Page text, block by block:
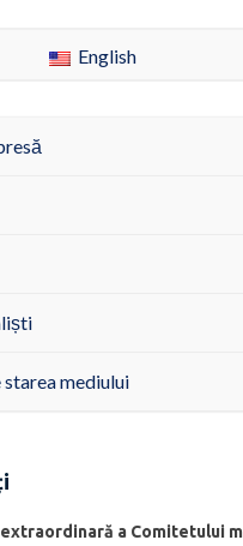
English
mediului
a Comitetului